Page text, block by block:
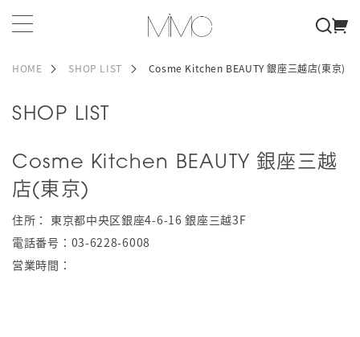
HOME SHOP LIST Cosme Kitchen BEAUTY 銀座三越店(東京)
SHOP LIST
Cosme Kitchen BEAUTY 銀座三越
店(東京)
住所： 東京都中央区銀座4-6-16 銀座三越3F
電話番号： 03-6228-6008
営業時間：